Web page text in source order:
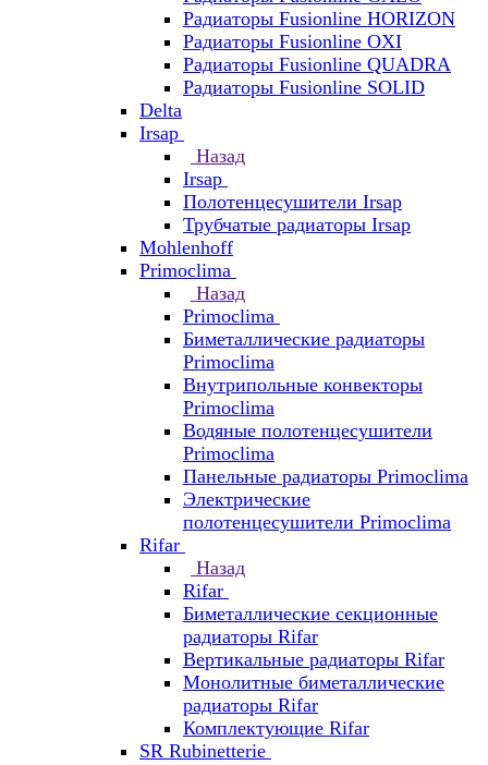
Радиаторы Fusionline HORIZON
Радиаторы Fusionline OXI
Радиаторы Fusionline QUADRA
Радиаторы Fusionline SOLID
Delta
Irsap
Назад
Irsap
Полотенцесушители Irsap
Трубчатые радиаторы Irsap
Mohlenhoff
Primoclima
Назад
Primoclima
Биметаллические радиаторы
Primoclima
Внутрипольные конвекторы
Primoclima
Водяные полотенцесушители
Primoclima
Панельные радиаторы Primoclima
Электрические
полотенцесушители Primoclima
Rifar
Назад
Rifar
Биметаллические секционные
радиаторы Rifar
Вертикальные радиаторы Rifar
Монолитные биметаллические
радиаторы Rifar
Комплектующие Rifar
SR Rubinetterie